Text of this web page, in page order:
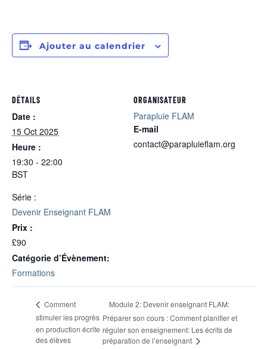
Ajouter au calendrier
DÉTAILS
Date :
15 Oct 2025
Heure :
19:30 - 22:00
BST
Série :
Devenir Enseignant FLAM
Prix :
£90
Catégorie d’Évènement:
Formations
ORGANISATEUR
Parapluie FLAM
E-mail
contact@parapluieflam.org
Comment
stimuler les progrès
en production écrite
des élèves
Module 2: Devenir enseignant FLAM:
Préparer son cours : Comment planifier et
réguler son enseignement: Les écrits de
préparation de l’enseignant